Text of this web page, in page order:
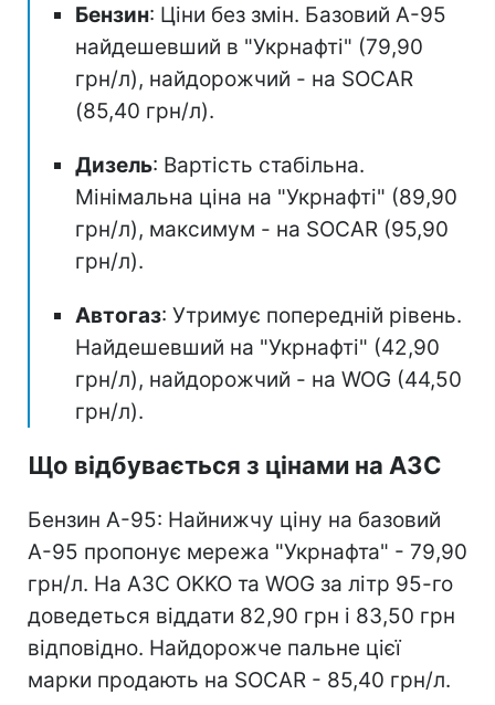
Бензин: Ціни без змін. Базовий А-95
найдешевший в "Укрнафті" (79,90
грн/л), найдорожчий - на SOCAR
(85,40 грн/л).
Дизель: Вартість стабільна.
Мінімальна ціна на "Укрнафті" (89,90
грн/л), максимум - на SOCAR (95,90
грн/л).
Автогаз: Утримує попередній рівень.
Найдешевший на "Укрнафті" (42,90
грн/л), найдорожчий - на WOG (44,50
грн/л).
Що відбувається з цінами на АЗС
Бензин А-95: Найнижчу ціну на базовий
А-95 пропонує мережа "Укрнафта" - 79,90
грн/л. На АЗС OKKO та WOG за літр 95-го
доведеться віддати 82,90 грн і 83,50 грн
відповідно. Найдорожче пальне цієї
марки продають на SOCAR - 85,40 грн/л.